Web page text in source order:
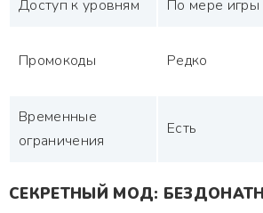
Доступ к уровням По мере игры
Промокоды Редко
Временные
ограничения
Есть
СЕКРЕТНЫЙ МОД: